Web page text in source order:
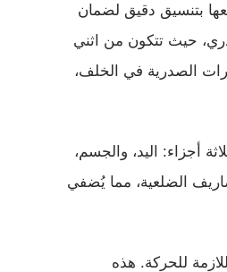
بتنسيق دقيق لضمان
حيث تتكون من اثني
الصدرية في الخلف،
أجزاء: اليد، والجسم،
الضلعية، مما يُضفي
للحركة. هذه